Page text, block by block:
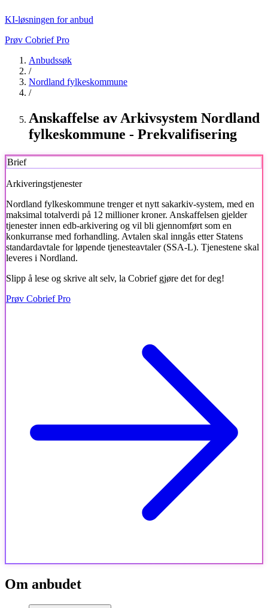
KI-løsningen for anbud
Prøv Cobrief Pro
Anbudssøk
/
Nordland fylkeskommune
/
Anskaffelse av Arkivsystem Nordland
fylkeskommune - Prekvalifisering
Brief
Arkiveringstjenester
Nordland fylkeskommune trenger et nytt sakarkiv-system, med en
maksimal totalverdi på 12 millioner kroner. Anskaffelsen gjelder
tjenester innen edb-arkivering og vil bli gjennomført som en
konkurranse med forhandling. Avtalen skal inngås etter Statens
standardavtale for løpende tjenesteavtaler (SSA-L). Tjenestene skal
leveres i Nordland.
Slipp å lese og skrive alt selv, la Cobrief gjøre det for deg!
Prøv Cobrief Pro
Om anbudet